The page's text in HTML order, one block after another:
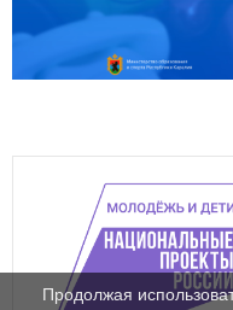
Продолжая